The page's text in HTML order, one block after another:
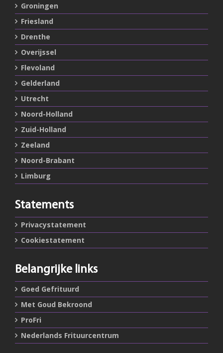
Groningen
Friesland
Drenthe
Overijssel
Flevoland
Gelderland
Utrecht
Noord-Holland
Zuid-Holland
Zeeland
Noord-Brabant
Limburg
Statements
Privacystatement
Cookiestatement
Belangrijke links
Goed Gefrituurd
Met Goud Bekroond
ProFri
Nederlands Frituurcentrum